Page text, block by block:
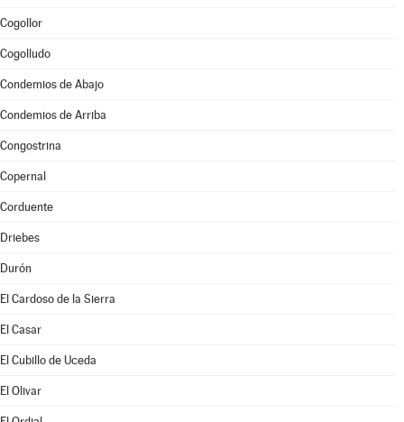
Cogollor
Cogolludo
Condemios de Abajo
Condemios de Arriba
Congostrina
Copernal
Corduente
Driebes
Durón
El Cardoso de la Sierra
El Casar
El Cubillo de Uceda
El Olivar